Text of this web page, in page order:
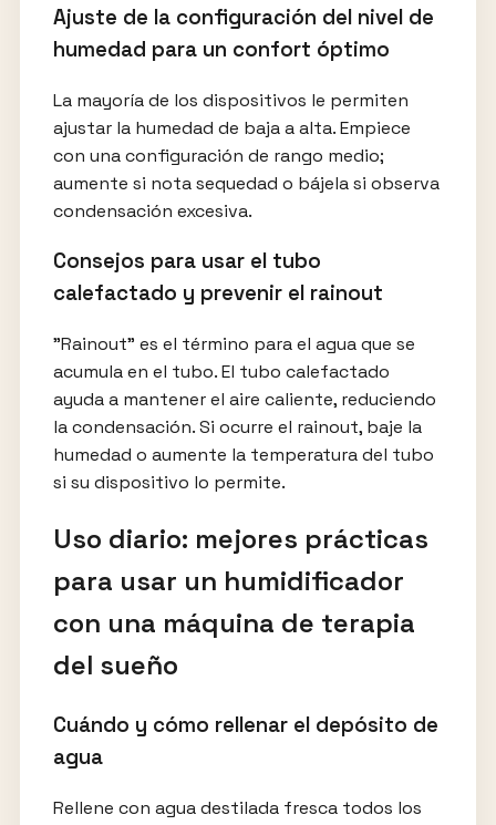
Ajuste de la configuración del nivel de
humedad para un confort óptimo
La mayoría de los dispositivos le permiten
ajustar la humedad de baja a alta. Empiece
con una configuración de rango medio;
aumente si nota sequedad o bájela si observa
condensación excesiva.
Consejos para usar el tubo
calefactado y prevenir el rainout
"Rainout" es el término para el agua que se
acumula en el tubo. El tubo calefactado
ayuda a mantener el aire caliente, reduciendo
la condensación. Si ocurre el rainout, baje la
humedad o aumente la temperatura del tubo
si su dispositivo lo permite.
Uso diario: mejores prácticas
para usar un humidificador
con una máquina de terapia
del sueño
Cuándo y cómo rellenar el depósito de
agua
Rellene con agua destilada fresca todos los